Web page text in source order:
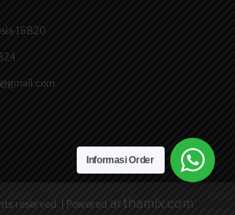
16820
reserved. Powered arthamix.com
Informasi Order